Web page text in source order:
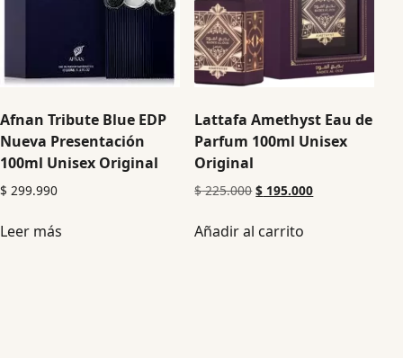
Afnan Tribute Blue EDP
Nueva Presentación
100ml Unisex Original
$ 299.990
Leer más
Lattafa Amethyst Eau de
Parfum 100ml Unisex
Original
$225.000 $ 195.000
Añadir al carrito